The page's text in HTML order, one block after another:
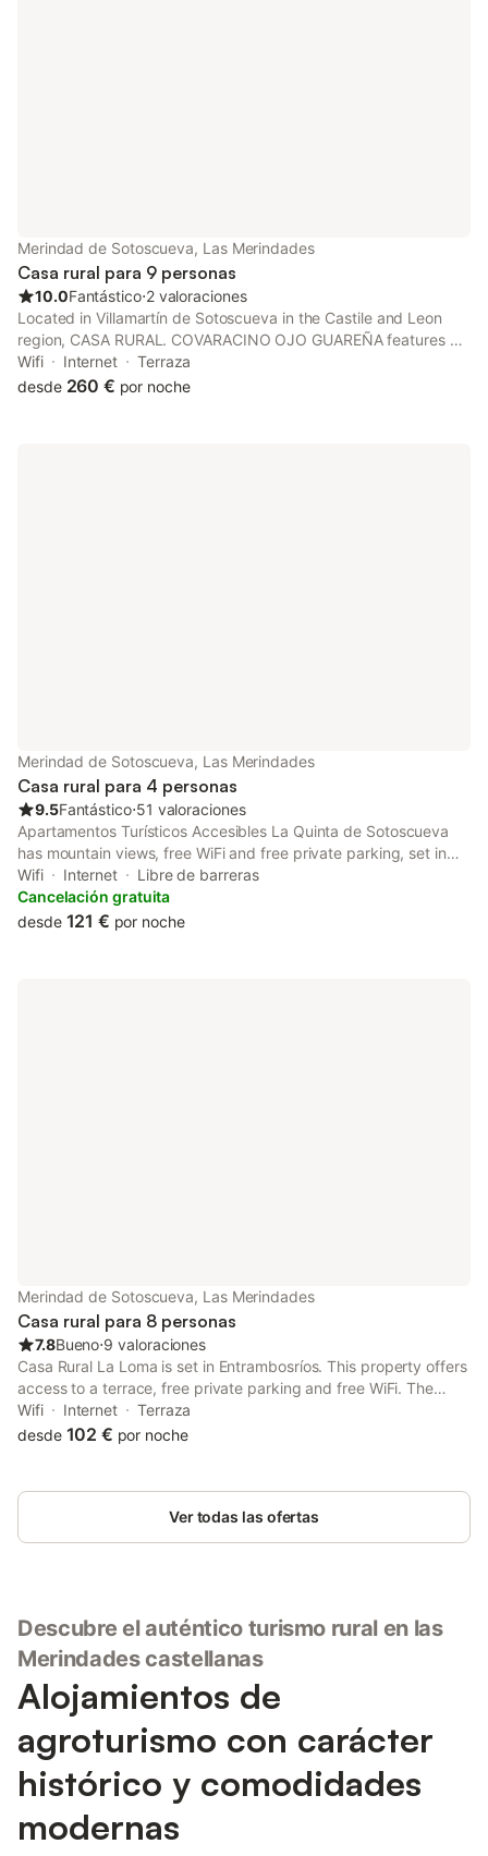
Merindad de Sotoscueva, Las Merindades
Casa rural para 9 personas
10.0Fantástico⋅2 valoraciones
Located in Villamartín de Sotoscueva in the Castile and Leon
region, CASA RURAL. COVARACINO OJO GUAREÑA features a
balcony and garden views.
Wifi Internet
Terraza
desde 260 € por noche
Merindad de Sotoscueva, Las Merindades
Casa rural para 4 personas
9.5Fantástico⋅51 valoraciones
Apartamentos Turísticos Accesibles La Quinta de Sotoscueva
has mountain views, free WiFi and free private parking, set in
Quintanilla del Rebollar. Guests can access the apartment via
private entrance.
Wifi Internet
Libre de barreras
Cancelación gratuita
desde 121 € por noche
Merindad de Sotoscueva, Las Merindades
Casa rural para 8 personas
7.8Bueno⋅9 valoraciones
Casa Rural La Loma is set in Entrambosríos. This property offers
access to a terrace, free private parking and free WiFi. The
accommodation offers a shared kitchen and a shared lounge for
guests.
Wifi Internet
Terraza
desde 102 € por noche
Ver todas las ofertas
Descubre el auténtico turismo rural en las
Merindades castellanas
Alojamientos de
agroturismo con carácter
histórico y comodidades
modernas